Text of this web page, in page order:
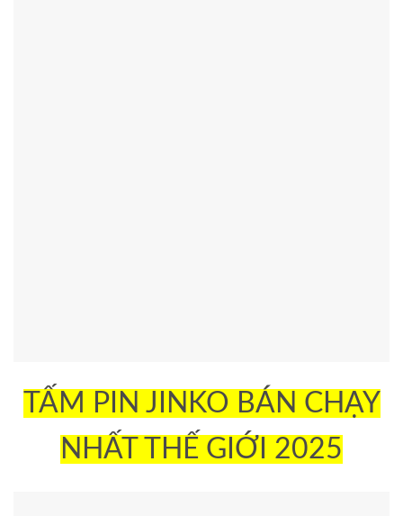
TẤM PIN JINKO BÁN CHẠY
NHẤT THẾ GIỚI 2025